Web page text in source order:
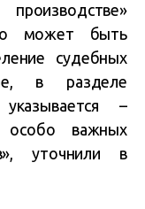
может быть
судебных
в разделе
–
особо важных
уточнили в